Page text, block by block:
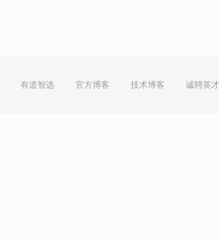
有道智选 官方博客 技术博客 诚聘英才